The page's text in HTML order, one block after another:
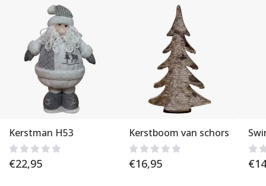
Kerstman H53
€22,95
Kerstboom van schors
€16,95 €